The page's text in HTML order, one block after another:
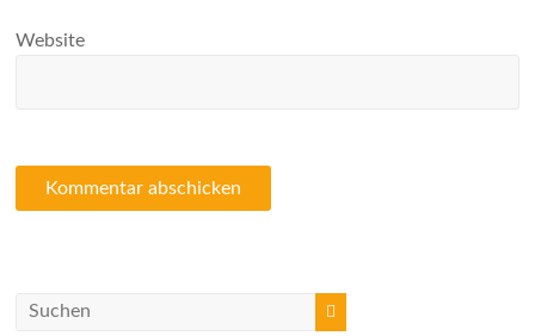
Website